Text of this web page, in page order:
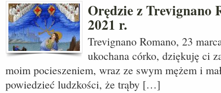
Orędzie z Trevignano
2021 r.
Trevignano Romano, 23
ukochana córko, dziękuję ci
moim pocieszeniem, wraz ze swym mężem i
powiedzieć ludzkości, że trąby […]